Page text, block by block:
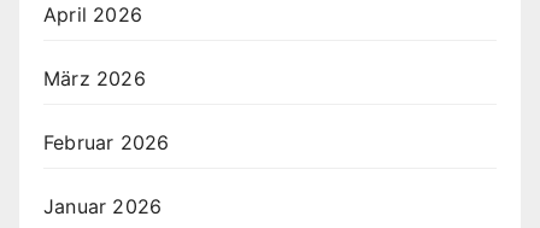
April 2026
März 2026
Februar 2026
Januar 2026